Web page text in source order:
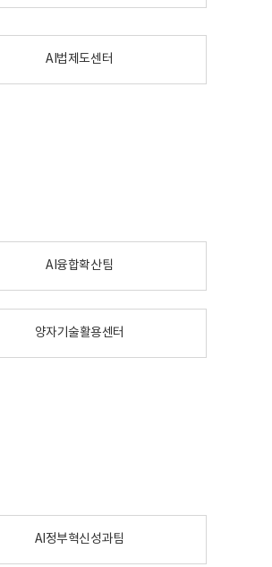
AI법제도센터
AI융합확산팀
양자기술활용센터
AI정부혁신성과팀